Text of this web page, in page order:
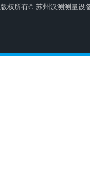
版权所有© 苏州汉测测量设